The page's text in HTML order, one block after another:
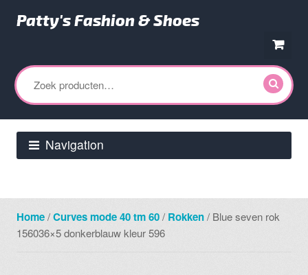
naar
navigatie
naar
de
inhoud
Patty's Fashion & Shoes
Zoeken
naar:
Navigation
Home/Curves mode 40 tm 60/ Rokken/ Blue seven rok
156036×5 donkerblauw kleur 596